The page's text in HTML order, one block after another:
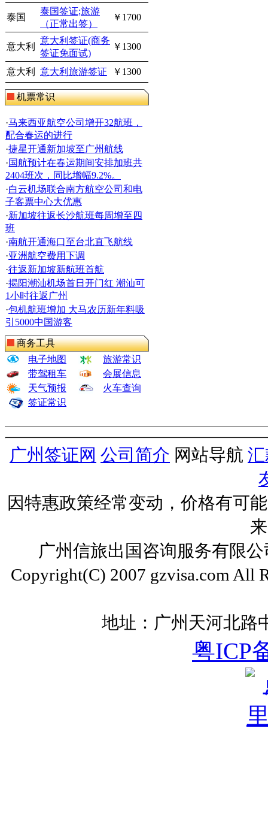
泰国
泰国签证;旅游
（正常出签）
￥1700
意大利
意大利签证(商务
签证免面试)
￥1300
意大利 意大利旅游签证 ￥1300
机票常识
·马来西亚航空公司增开32航班，
配合春运的进行
·捷星开通新加坡至广州航线
·国航预计在春运期间安排加班共
2404班次，同比增幅9.2%。
·白云机场联合南方航空公司和电
子客票中心大优惠
·新加坡往返长沙航班每周增至四
班
·南航开通海口至台北直飞航线
·亚洲航空费用下调
·往返新加坡新航班首航
·揭阳潮汕机场首日开门红 潮汕可
1小时往返广州
·包机航班增加 大马农历新年料吸
引5000中国游客
商务工具
电子地图
旅游常识
带驾租车
会展信息
天气预报
火车查询
签证常识
广州签证网 公司简介 网站导航
因特惠政策经常变动，价格有可
广州信旅出国咨询服务有限
Copyright(C) 2007 gzvisa.com All
地址：广州天河北路
粤ICP